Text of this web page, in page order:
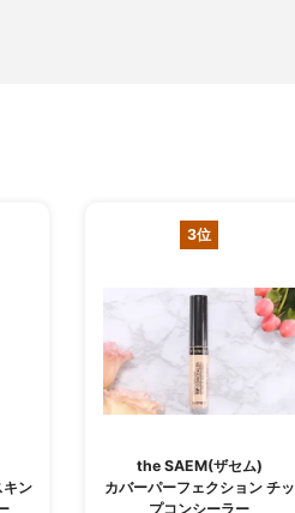
キン
3位
the SAEM(ザセム)
カバーパーフェクション チッ
プコンシーラー